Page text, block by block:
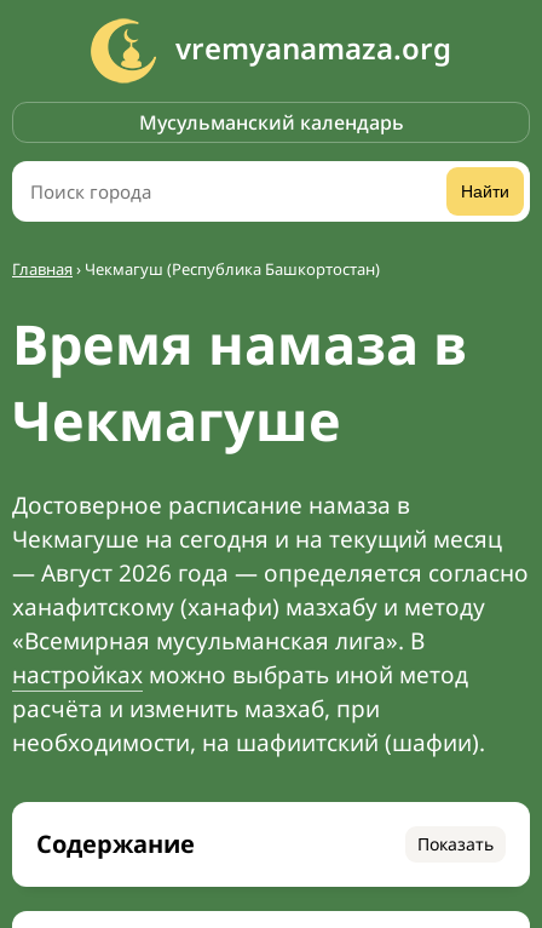
vremyanamaza.org
Мусульманский календарь
Найти
Главная› Чекмагуш (Республика Башкортостан)
Время намаза в
Чекмагуше
Достоверное расписание намаза в
Чекмагуше на сегодня и на текущий месяц
— Август 2026 года — определяется согласно
ханафитскому (ханафи) мазхабу и методу
«Всемирная мусульманская лига». В
настройках можно выбрать иной метод
расчёта и изменить мазхаб, при
необходимости, на шафиитский (шафии).
Содержание Показать
Время намаза на сегодня